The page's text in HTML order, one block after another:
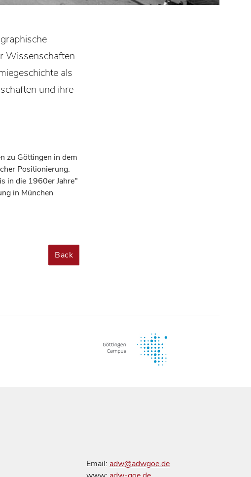
Wissenschaften
als
und ihre
zu Göttingen in dem
Positionierung.
in die 1960er Jahre"
in München
Back
Email: adw@adwgoe.de